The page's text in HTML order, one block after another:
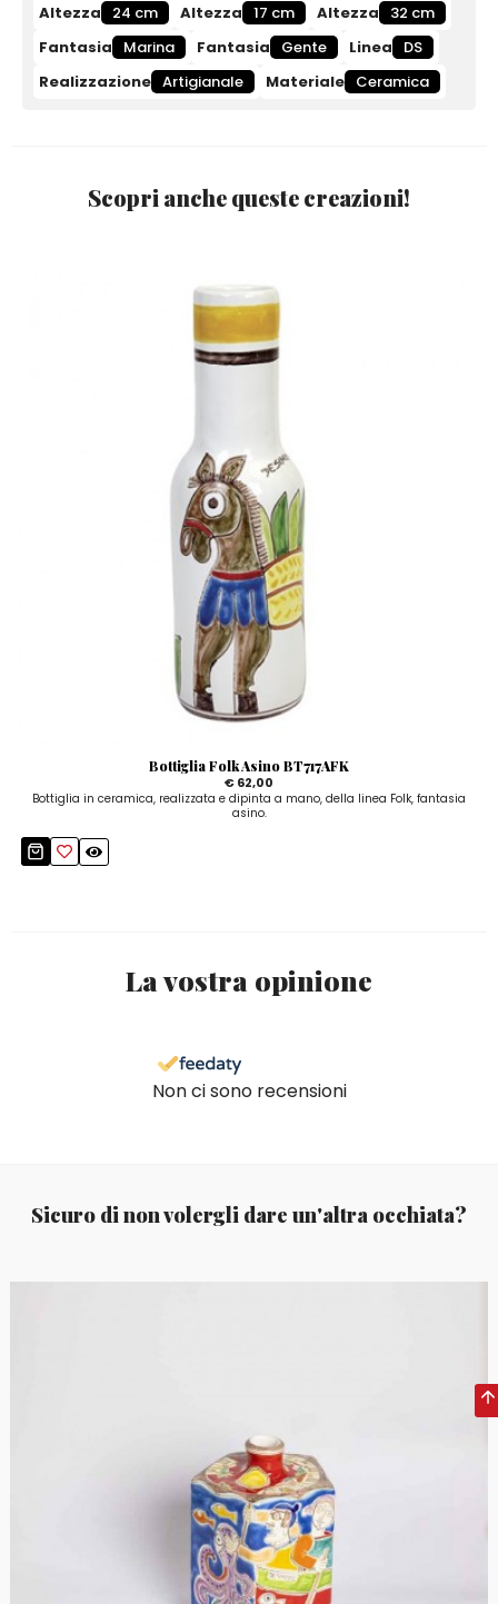
Altezza 24 cm Altezza 17 cm Altezza
32 cm
Fantasia
Marina Fantasia Gente Linea
DS
Realizzazione Artigianale Materiale Ceramica
Scopri anche queste creazioni!
Bottiglia Folk Asino BT717AFK
€ 62,00
Bottiglia in ceramica, realizzata e dipinta a mano, della linea Folk, fantasia
asino.
La vostra opinione
Non ci sono recensioni
Sicuro di non volergli dare un'altra occhiata?